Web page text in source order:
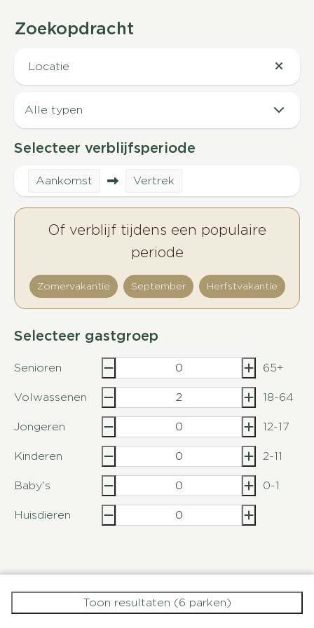
Zoekopdracht
Locatie
Selecteer verblijfsperiode
Aankomst Vertrek
Of verblijf tijdens een populaire
periode
Zomervakantie September Herfstvakantie
Selecteer gastgroep
Senioren 65+
Volwassenen 18-64
Jongeren 12-17
Kinderen 2-11
Baby's 0-1
Huisdieren
Toon resultaten (6 parken)